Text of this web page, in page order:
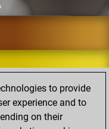
to provide
experience and to
on their